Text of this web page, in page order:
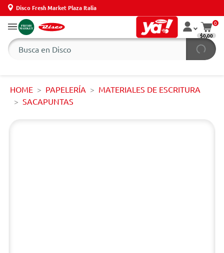
Disco Fresh Market Plaza Italia
0
$0,00
HOME PAPELERÍA
MATERIALES DE ESCRITURA
SACAPUNTAS